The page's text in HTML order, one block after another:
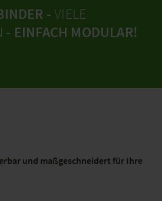
-VIELE
- EINFACH MODULAR!
und maßgeschneidert für Ihre